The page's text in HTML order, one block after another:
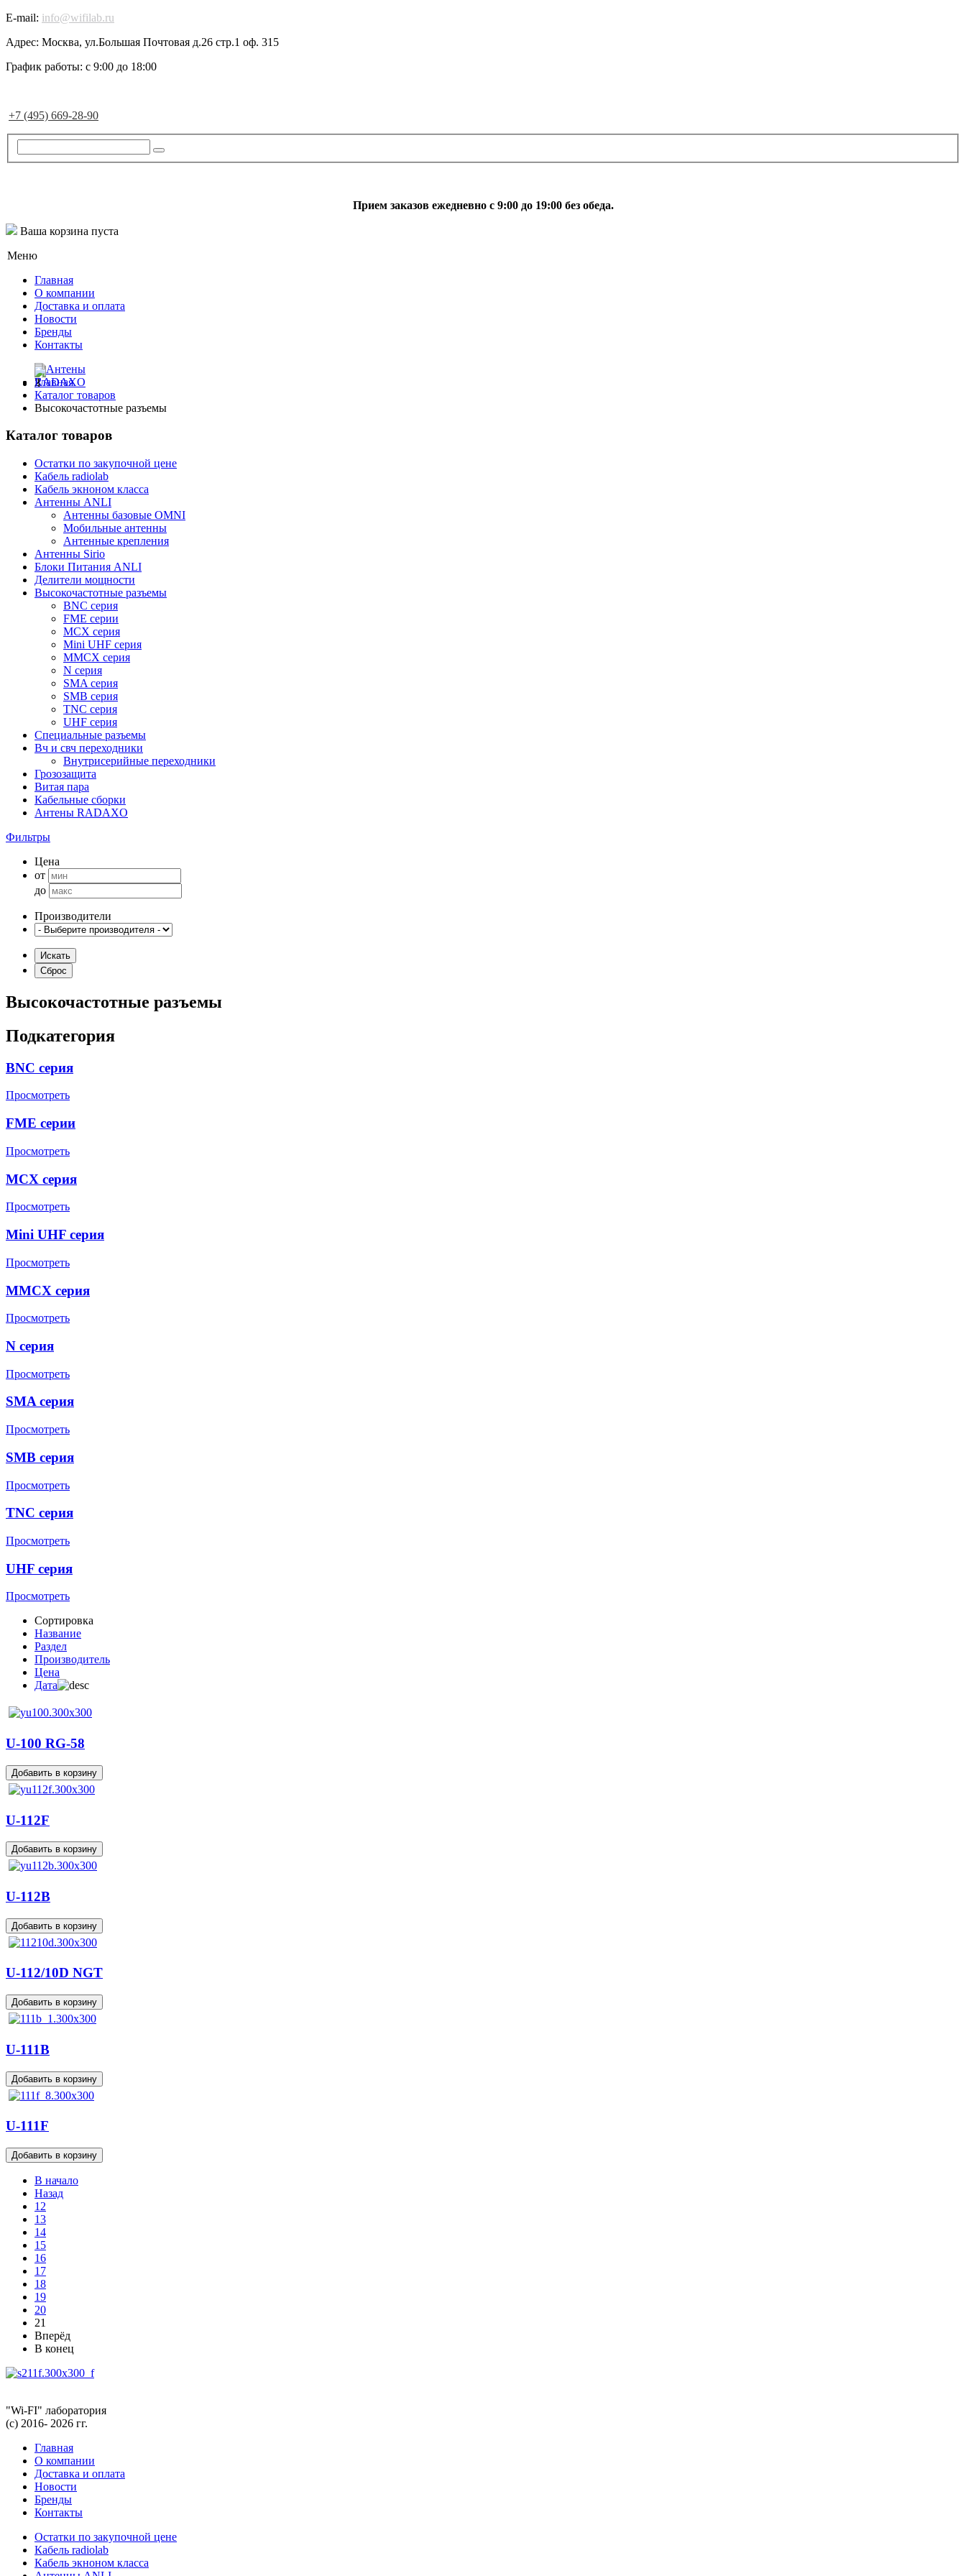
E-mail: info@wifilab.ru
Адрес: Москва, ул.Большая Почтовая д.26 стр.1 оф. 315
График работы: с 9:00 до 18:00
+7 (495) 669-28-90
Прием заказов ежедневно с 9:00 до 19:00 без обеда.
Ваша корзина пуста
Меню
Главная
О компании
Доставка и оплата
Новости
Бренды
Контакты
Главная
Каталог товаров
Высокочастотные разъемы
Каталог товаров
Остатки по закупочной цене
Кабель radiolab
Кабель экноном класса
Антенны ANLI
Антенны базовые OMNI
Мобильные антенны
Антенные крепления
Антенны Sirio
Блоки Питания ANLI
Делители мощности
Высокочастотные разъемы
BNC серия
FME серии
MCX серия
Mini UHF серия
MMCX серия
N серия
SMA серия
SMB серия
TNC серия
UHF серия
Специальные разъемы
Вч и свч переходники
Внутрисерийные переходники
Грозозащита
Витая пара
Кабельные сборки
Антены RADAXO
Фильтры
Цена
от
до
Производители
Высокочастотные разъемы
Подкатегория
BNC серия
Просмотреть
FME серии
Просмотреть
MCX серия
Просмотреть
Mini UHF серия
Просмотреть
MMCX серия
Просмотреть
N серия
Просмотреть
SMA серия
Просмотреть
SMB серия
Просмотреть
TNC серия
Просмотреть
UHF серия
Просмотреть
Сортировка
Название
Раздел
Производитель
Цена
Дата
U-100 RG-58
U-112F
U-112B
U-112/10D NGT
U-111B
U-111F
В начало
Назад
12
13
14
15
16
17
18
19
20
21
Вперёд
В конец
"Wi-FI" лаборатория
(с) 2016- 2026 гг.
Главная
О компании
Доставка и оплата
Новости
Бренды
Контакты
Остатки по закупочной цене
Кабель radiolab
Кабель экноном класса